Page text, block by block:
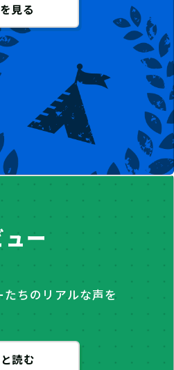
見る
ー
ちのリアルな声を
読む